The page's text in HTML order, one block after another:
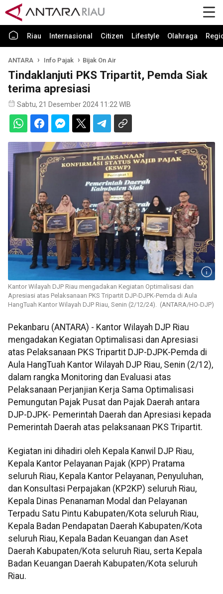
Riau Internasional Citizen Lifestyle Olahraga
ANTARA Info Pajak Bijak On Air
Tindaklanjuti PKS Tripartit, Pemda Siak
terima apresiasi
Sabtu, 21 Desember 2024 11:22 WIB
Kantor Wilayah DJP Riau mengadakan Kegiatan Optimalisasi dan
Apresiasi atas Pelaksanaan PKS Tripartit DJP-DJPK-Pemda di Aula
HangTuah Kantor Wilayah DJP Riau, Senin (2/12/24). (ANTARA/HO-DJP)
Pekanbaru (ANTARA) - Kantor Wilayah DJP Riau
mengadakan Kegiatan Optimalisasi dan Apresiasi
atas Pelaksanaan PKS Tripartit DJP-DJPK-Pemda di
Aula HangTuah Kantor Wilayah DJP Riau, Senin (2/12),
dalam rangka Monitoring dan Evaluasi atas
Pelaksanaan Perjanjian Kerja Sama Optimalisasi
Pemungutan Pajak Pusat dan Pajak Daerah antara
DJP-DJPK- Pemerintah Daerah dan Apresiasi kepada
Pemerintah Daerah atas pelaksanaan PKS Tripartit.
Kegiatan ini dihadiri oleh Kepala Kanwil DJP Riau,
Kepala Kantor Pelayanan Pajak (KPP) Pratama
seluruh Riau, Kepala Kantor Pelayanan, Penyuluhan,
dan Konsultasi Perpajakan (KP2KP) seluruh Riau,
Kepala Dinas Penanaman Modal dan Pelayanan
Terpadu Satu Pintu Kabupaten/Kota seluruh Riau,
Kepala Badan Pendapatan Daerah Kabupaten/Kota
seluruh Riau, Kepala Badan Keuangan dan Aset
Daerah Kabupaten/Kota seluruh Riau, serta Kepala
Badan Keuangan Daerah Kabupaten/Kota seluruh
Riau.